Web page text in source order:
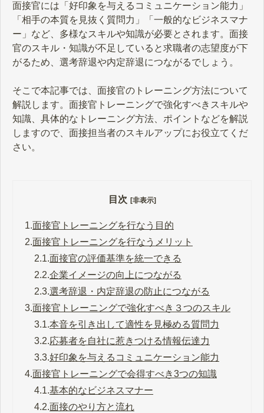
面接官には「好印象を与えるコミュニケーション能力」
「相手の本質を見抜く質問力」「一般的なビジネスマナ
ー」など、多様なスキルや知識が必要とされます。面接
官のスキル・知識が不足していると求職者の志望度が下
がるため、選考辞退や内定辞退につながるでしょう。
そこで本記事では、面接官のトレーニング方法について
解説します。面接官トレーニングで強化すべきスキルや
知識、具体的なトレーニング方法、ポイントなどを解説
しますので、面接担当者のスキルアップにお役立てくだ
さい。
目次 [非表示]
1.面接官トレーニングを行なう目的
2.面接官トレーニングを行なうメリット
2.1.面接官の評価基準を統一できる
2.2.企業イメージの向上につながる
2.3.選考辞退・内定辞退の防止につながる
3.面接官トレーニングで強化すべき３つのスキル
3.1.本音を引き出して適性を見極める質問力
3.2.応募者を自社に惹きつける情報伝達力
3.3.好印象を与えるコミュニケーション能力
4.面接官トレーニングで会得すべき3つの知識
4.1.基本的なビジネスマナー
4.2.面接のやり方と流れ